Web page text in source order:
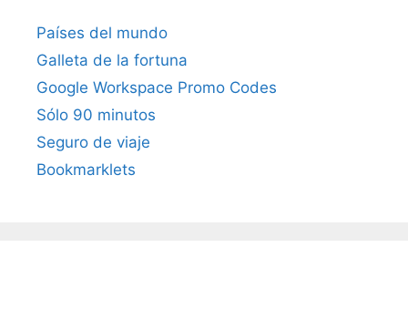
Países del mundo
Galleta de la fortuna
Google Workspace Promo Codes
Sólo 90 minutos
Seguro de viaje
Bookmarklets